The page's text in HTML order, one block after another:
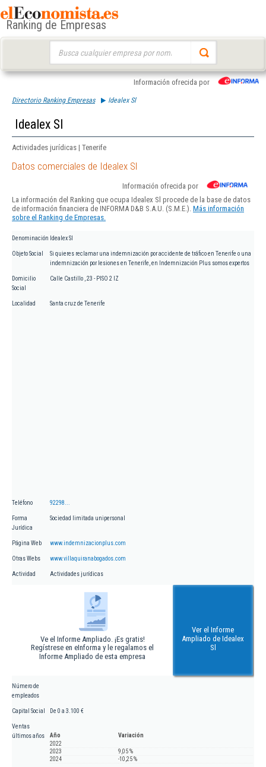
Ranking de Empresas
Información ofrecida por
Directorio Ranking Empresas Idealex Sl
Idealex Sl
Actividades jurídicas | Tenerife
Datos comerciales de Idealex Sl
Información ofrecida por
La información del Ranking que ocupa Idealex Sl procede de la base de datos
de información financiera de INFORMA D&B S.A.U. (S.M.E.). Más información
sobre el Ranking de Empresas.
Denominación Idealex Sl
Objeto Social
Si quieres reclamar una indemnización por accidente de tráfico en Tenerife o una
indemnización por lesiones en Tenerife, en Indemnización Plus somos expertos
Domicilio
Social
Calle Castillo , 23 - PISO 2 IZ
Localidad Santa cruz de Tenerife
Teléfono 92298...
Forma
Jurídica
Sociedad limitada unipersonal
Página Web www.indemnizacionplus.com
Otras Webs www.villaquiranabogados.com
Actividad Actividades jurídicas
Ve el Informe Ampliado. ¡Es gratis!
Regístrese en eInforma y le regalamos el
Informe Ampliado de esta empresa
Ver el Informe
Ampliado de Idealex
Sl
Número de
empleados
Capital Social De 0 a 3.100 €
Ventas
últimos años
Año
Variación
2022
2023
9,05 %
2024
-10,25 %